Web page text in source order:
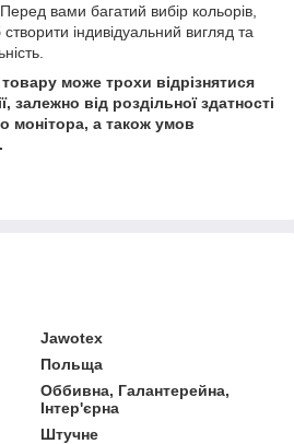
вами багатий вибір кольорів,
індивідуальний вигляд та
може трохи відрізнятися
залежно від роздільної здатності
монітора, а також умов
Jawotex
Польща
Оббивна, Галантерейна,
Інтер'єрна
Штучне